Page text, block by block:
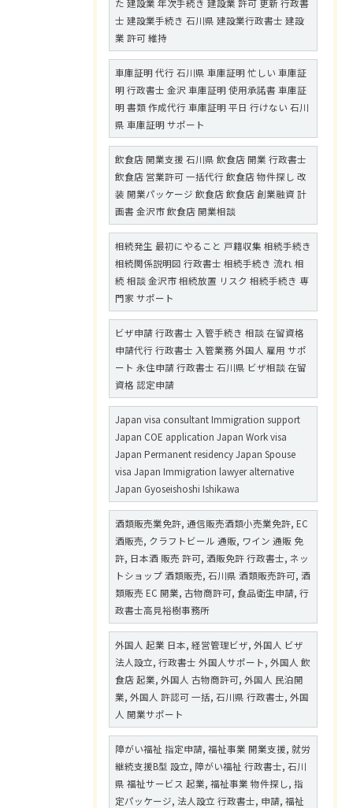
た 建設業 年次手続き 建設業 許可 更新 行政書
士 建設業手続き 石川県 建設業行政書士 建設
業 許可 維持
車庫証明 代行 石川県 車庫証明 忙しい 車庫証
明 行政書士 金沢 車庫証明 使用承諾書 車庫証
明 書類 作成代行 車庫証明 平日 行けない 石川
県 車庫証明 サポート
飲食店 開業支援 石川県 飲食店 開業 行政書士
飲食店 営業許可 一括代行 飲食店 物件探し 改
装 開業パッケージ 飲食店 飲食店 創業融資 計
画書 金沢市 飲食店 開業相談
相続発生 最初にやること 戸籍収集 相続手続き
相続関係説明図 行政書士 相続手続き 流れ 相
続 相談 金沢市 相続放置 リスク 相続手続き 専
門家 サポート
ビザ申請 行政書士 入管手続き 相談 在留資格
申請代行 行政書士 入管業務 外国人 雇用 サポ
ート 永住申請 行政書士 石川県 ビザ相談 在留
資格 認定申請
Japan visa consultant Immigration support
Japan COE application Japan Work visa
Japan Permanent residency Japan Spouse
visa Japan Immigration lawyer alternative
Japan Gyoseishoshi Ishikawa
酒類販売業免許, 通信販売酒類小売業免許, EC
酒販売, クラフトビール 通販, ワイン 通販 免
許, 日本酒 販売 許可, 酒販免許 行政書士, ネッ
トショップ 酒類販売, 石川県 酒類販売許可, 酒
類販売 EC 開業, 古物商許可, 食品衛生申請, 行
政書士高見裕樹事務所
外国人 起業 日本, 経営管理ビザ, 外国人 ビザ
法人設立, 行政書士 外国人サポート, 外国人 飲
食店 起業, 外国人 古物商許可, 外国人 民泊開
業, 外国人 許認可 一括, 石川県 行政書士, 外国
人 開業サポート
障がい福祉 指定申請, 福祉事業 開業支援, 就労
継続支援B型 設立, 障がい福祉 行政書士, 石川
県 福祉サービス 起業, 福祉事業 物件探し, 指
定パッケージ, 法人設立 行政書士, 申請, 福祉